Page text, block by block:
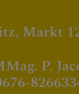
Markt
P.